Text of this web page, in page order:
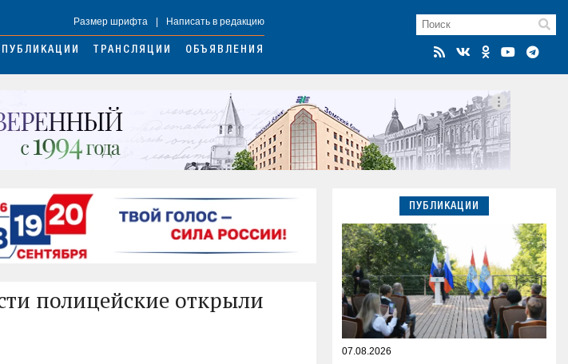
Размер шрифта Написать в редакцию
ПУБЛИКАЦИИ ТРАНСЛЯЦИИ ОБЪЯВЛЕНИЯ
полицейские открыли
ПУБЛИКАЦИИ
07.08.2026